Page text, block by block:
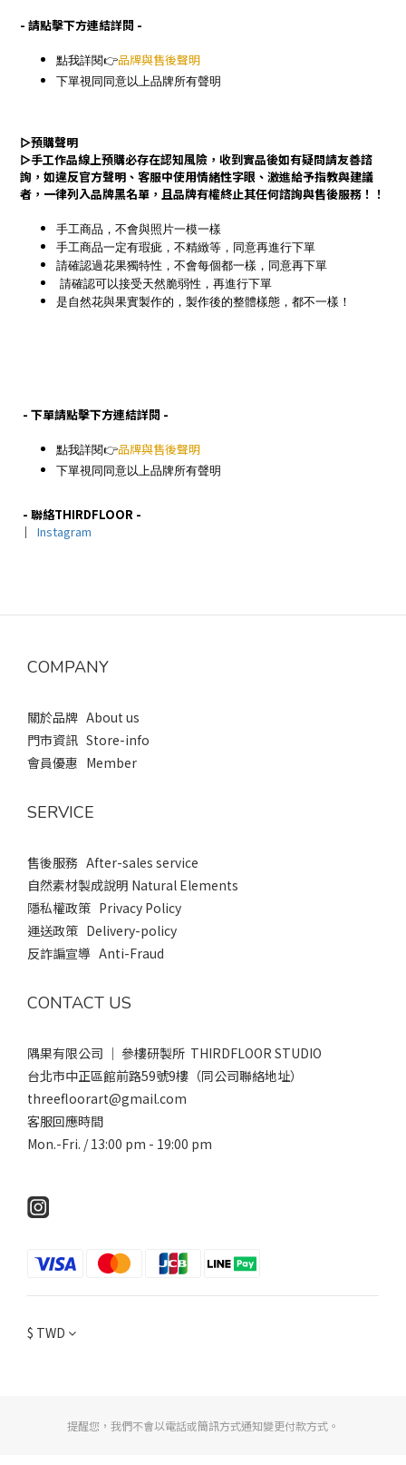
- 請點擊下方連結詳閱 -
點我詳閱👉品牌與售後聲明
下單視同同意以上品牌所有聲明
▻預購聲明
▻手工作品線上預購必存在認知風險，收到實品後如有疑問請友善諮
詢，如違反官方聲明、客服中使用情緒性字眼、激進給予指教與建議
者，一律列入品牌黑名單，且品牌有權終止其任何諮詢與售後服務！！
手工商品，不會與照片一模一樣
手工商品一定有瑕疵，不精緻等，同意再進行下單
請確認過花果獨特性，不會每個都一樣，同意再下單
請確認可以接受天然脆弱性，再進行下單
是自然花與果實製作的，製作後的整體樣態，都不一樣！
- 下單請點擊下方連結詳閱 -
點我詳閱👉品牌與售後聲明
下單視同同意以上品牌所有聲明
- 聯絡THIRDFLOOR -
｜ Instagram
COMPANY
關於品牌 About us
門市資訊 Store-info
會員優惠 Member
SERVICE
售後服務 After-sales service
自然素材製成說明 Natural Elements
隱私權政策 Privacy Policy
運送政策 Delivery-policy
反詐諞宣導 Anti-Fraud
CONTACT US
隅果有限公司 ｜ 參樓研製所 THIRDFLOOR STUDIO
台北市中正區館前路59號9樓（同公司聯絡地址）
threefloorart@gmail.com
客服回應時間
Mon.-Fri. / 13:00 pm - 19:00 pm
$ TWD
提醒您，我們不會以電話或簡訊方式通知變更付款方式。